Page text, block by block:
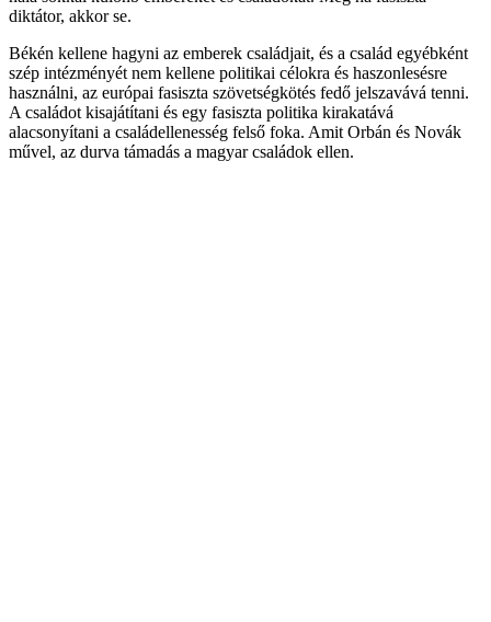
diktátor, akkor se.
Békén kellene hagyni az emberek családjait, és a család egyébként
szép intézményét nem kellene politikai célokra és haszonlesésre
használni, az európai fasiszta szövetségkötés fedő jelszavává tenni.
A családot kisajátítani és egy fasiszta politika kirakatává
alacsonyítani a családellenesség felső foka. Amit Orbán és Novák
művel, az durva támadás a magyar családok ellen.